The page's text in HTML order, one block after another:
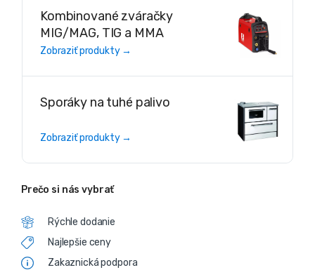
Kombinované zváračky
MIG/MAG, TIG a MMA
Zobraziť produkty →
Sporáky na tuhé palivo
Zobraziť produkty →
Prečo si nás vybrať
Rýchle dodanie
Najlepšie ceny
Zakaznická podpora